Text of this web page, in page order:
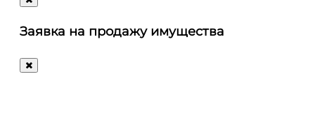
letters@autosale.ru
Ответим
Заявка на продажу имущества